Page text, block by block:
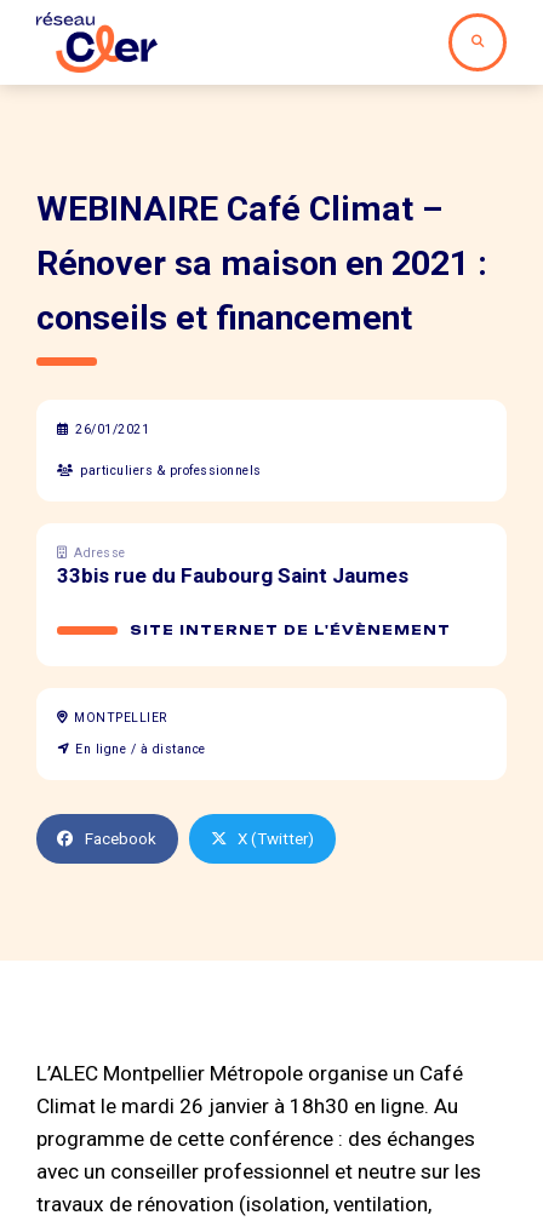
WEBINAIRE Café Climat –
Rénover sa maison en 2021 :
conseils et financement
26/01/2021
particuliers & professionnels
Adresse
33bis rue du Faubourg Saint Jaumes
SITE INTERNET DE L'ÉVÈNEMENT
MONTPELLIER
En ligne / à distance
Facebook X (Twitter)
L’ALEC Montpellier Métropole organise un Café
Climat le mardi 26 janvier à 18h30 en ligne. Au
programme de cette conférence : des échanges
avec un conseiller professionnel et neutre sur les
travaux de rénovation (isolation, ventilation,